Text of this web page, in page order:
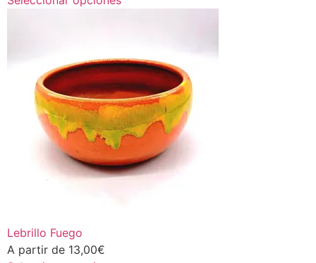
Lebrillo Fuego
A partir de 13,00€